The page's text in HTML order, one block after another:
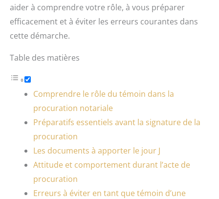
aider à comprendre votre rôle, à vous préparer
efficacement et à éviter les erreurs courantes dans
cette démarche.
Table des matières
Comprendre le rôle du témoin dans la
procuration notariale
Préparatifs essentiels avant la signature de la
procuration
Les documents à apporter le jour J
Attitude et comportement durant l’acte de
procuration
Erreurs à éviter en tant que témoin d’une